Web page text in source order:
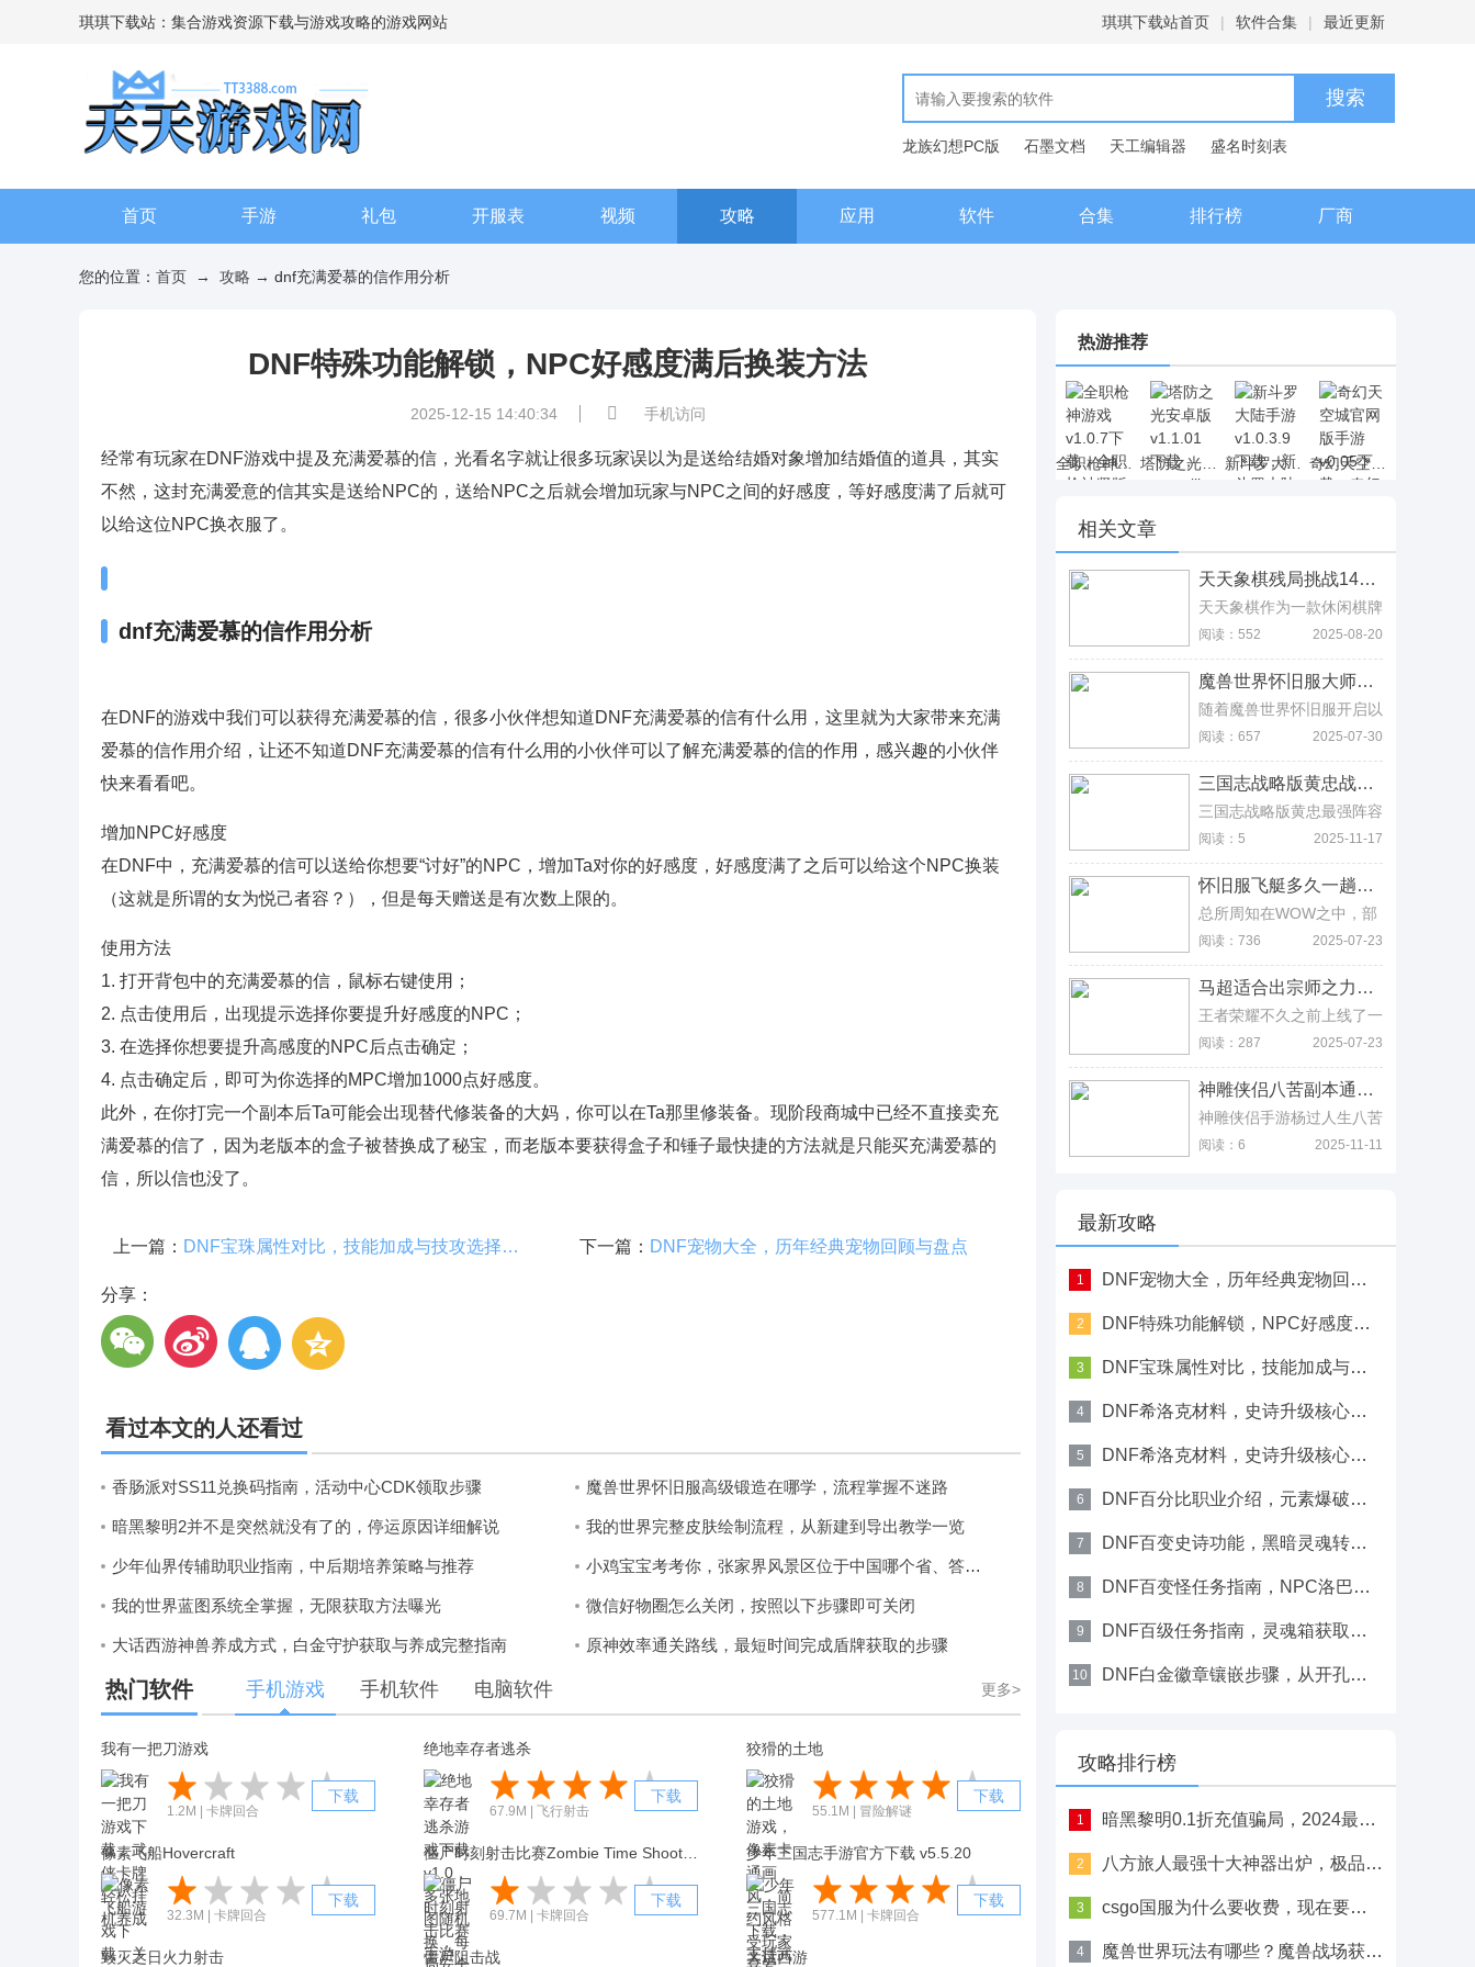
琪琪下载站：集合游戏资源下载与游戏攻略的游戏网站 琪琪下载站首页 | 软件合集 | 最近更新
龙族幻想PC版 石墨文档 天工编辑器
盛名时刻表
首页 手游 礼包 开服表 视频 攻略 应用 软件 合集 排行榜 厂商
您的位置： 首页 → 攻略 → dnf充满爱慕的信作用分析
DNF特殊功能解锁，NPC好感度满后换装方法
2025-12-15 14:40:34 手机访问
经常有玩家在DNF游戏中提及充满爱慕的信，光看名字就让很多玩家误以为是送给结婚对象增加结婚值的道具，其实
不然，这封充满爱意的信其实是送给NPC的，送给NPC之后就会增加玩家与NPC之间的好感度，等好感度满了后就可
以给这位NPC换衣服了。
dnf充满爱慕的信作用分析
在DNF的游戏中我们可以获得充满爱慕的信，很多小伙伴想知道DNF充满爱慕的信有什么用，这里就为大家带来充满
爱慕的信作用介绍，让还不知道DNF充满爱慕的信有什么用的小伙伴可以了解充满爱慕的信的作用，感兴趣的小伙伴
快来看看吧。
增加NPC好感度
在DNF中，充满爱慕的信可以送给你想要“讨好”的NPC，增加Ta对你的好感度，好感度满了之后可以给这个NPC换装
（这就是所谓的女为悦己者容？），但是每天赠送是有次数上限的。
使用方法
1. 打开背包中的充满爱慕的信，鼠标右键使用；
2. 点击使用后，出现提示选择你要提升好感度的NPC；
3. 在选择你想要提升高感度的NPC后点击确定；
4. 点击确定后，即可为你选择的MPC增加1000点好感度。
此外，在你打完一个副本后Ta可能会出现替代修装备的大妈，你可以在Ta那里修装备。现阶段商城中已经不直接卖充
满爱慕的信了，因为老版本的盒子被替换成了秘宝，而老版本要获得盒子和锤子最快捷的方法就是只能买充满爱慕的
信，所以信也没了。
上一篇： DNF宝珠属性对比，技能加成与技攻选择建议 下一篇： DNF宠物大全，历年经典宠物回顾与盘点
分享：
看过本文的人还看过
香肠派对SS11兑换码指南，活动中心CDK领取步骤 魔兽世界怀旧服高级锻造在哪学，流程掌握不迷路
暗黑黎明2并不是突然就没有了的，停运原因详细解说 我的世界完整皮肤绘制流程，从新建到导出教学一览
少年仙界传辅助职业指南，中后期培养策略与推荐 小鸡宝宝考考你，张家界风景区位于中国哪个省、答案是湖南省
我的世界蓝图系统全掌握，无限获取方法曝光 微信好物圈怎么关闭，按照以下步骤即可关闭
大话西游神兽养成方式，白金守护获取与养成完整指南 原神效率通关路线，最短时间完成盾牌获取的步骤
热门软件 手机游戏 手机软件 电脑软件 更多>
我有一把刀游戏
1.2M | 卡牌回合
下载
绝地幸存者逃杀
67.9M | 飞行射击
下载
狡猾的土地
55.1M | 冒险解谜
下载
像素飞船Hovercraft
32.3M | 卡牌回合
下载
69.7M | 卡牌回合
下载
少年三国志手游官方下载 v5.5.20
577.1M | 卡牌回合
下载
毁灭之日火力射击 僵尸阻击战 大话西游
热游推荐
全职枪神游戏 v1.0.7下载，全职枪神竖版射击手游下载 新斗罗大陆手游 v1.0.3.9下载，新斗罗大陆动漫卡牌手游下载
相关文章
天天象棋残局挑战141期怎么过，九步跳马将军、炮杀组合可实现绝杀 天天象棋残局挑战141期怎么过，九步跳马将军、炮杀组合可实现绝杀
天天象棋作为一款休闲棋牌
类手游，在其中有着许多忠
实的粉丝，那么有一些小伙
挑战141期怎么过呢?为了
让大家找到正确的答案，小
阅读：552 2025-08-20
魔兽世界怀旧服大师级钓鱼在哪学， 魔兽世界怀旧服大师级钓鱼在哪学，
随着魔兽世界怀旧服开启以
来，游戏一直十分火爆，而
钓鱼作为玩家们的一项生活
限制，那么魔兽世界怀旧服
大师级钓鱼在哪学，怀旧服
就来一起看看吧。
阅读：657 2025-07-30
三国志战略版黄忠战法搭配，击其惰归与绝其涉道选择 三国志战略版黄忠战法搭配，击其惰归与绝其涉道选择
三国志战略版黄忠最强阵容
就是和赵云、诸葛亮的组
合，搭配藤甲兵、草船借
其惰归、绝其涉道等战法，
最终让队伍伤害最大化，至
就要逊色一点了，但养成资
源要是丰富的话，其实也不
差，毕竟这是三势阵玩法，
只要玩家花时间养成，最终
打上巅峰赛顶端也是有可能
的，而本文推荐的三国志战
略版黄忠最强阵容排行也是
在一份参考数据而已。
阅读：5 2025-11-17
怀旧服飞艇多久一趟，一般在五分钟之内，不会超过五分钟 怀旧服飞艇多久一趟，一般在五分钟之内，不会超过五分钟
总所周知在WOW之中，部
落的玩家都是用乘坐飞艇的
方式来进行跨大地图航行，
地图，那么怀旧服飞艇多久
一趟呢?为了解决大家在游
来了魔兽世界怀旧服飞艇路
线。
阅读：736 2025-07-23
马超适合出宗师之力吗，适合，宗师之力能强化技能后的普攻适配 马超适合出宗师之力吗，适合，宗师之力能强化技能后的普攻适配
王者荣耀不久之前上线了一
位新战士英雄马超，英雄一
出许多玩家都争先恐后的想
现悲剧了马超难度有点高，
不是所有玩家都适用的，而
出自己的马超出装玩法教
阅读：287 2025-07-23
神雕侠侣八苦副本通关宝典，从新手到高手的进阶之路 神雕侠侣八苦副本通关宝典，从新手到高手的进阶之路
神雕侠侣手游杨过人生八苦
关卡是可以选择难度的，不
过第一次打的玩家基本就不
手玩家在角色能力不强的时
碑进行破解，在找小龙女、
欧阳等角色助战，那还是很
容易通关的。
阅读：6 2025-11-11
最新攻略
1 DNF宠物大全，历年经典宠物回顾与盘点
2 DNF特殊功能解锁，NPC好感度满后换装方法
3 DNF宝珠属性对比，技能加成与技攻选择建议
4 DNF希洛克材料，史诗升级核心道具解析
5 DNF希洛克材料，史诗升级核心道具获取
6 DNF百分比职业介绍，元素爆破师范围控场解析
7 DNF百变史诗功能，黑暗灵魂转换器使用技巧
8 DNF百变怪任务指南，NPC洛巴赫处接取方式
9 DNF百级任务指南，灵魂箱获取百变怪装备
10 DNF白金徽章镶嵌步骤，从开孔到完成详解
攻略排行榜
1 暗黑黎明0.1折充值骗局，2024最新充值折扣对比详情
2 八方旅人最强十大神器出炉，极品六翼天使之枪详细获取方法
3 csgo国服为什么要收费，现在要收费吗？
4 魔兽世界玩法有哪些？魔兽战场获胜攻略